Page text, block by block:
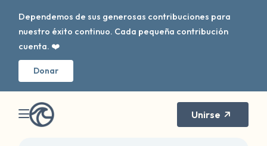
Dependemos de sus generosas contribuciones para
nuestro éxito continuo. Cada pequeña contribución
cuenta. ❤️
Donar
Unirse